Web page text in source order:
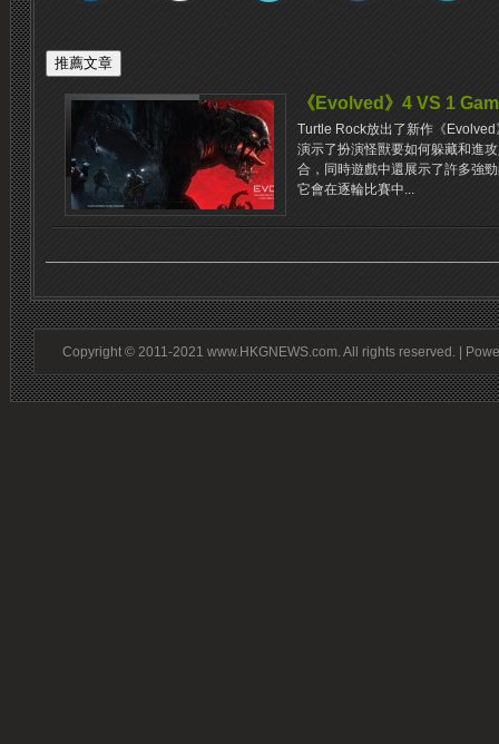
《Evolved》4 VS 1
Turtle Rock放出了新作《
演示了扮演怪獸要如何躲藏和進
合，同時遊戲中還展示了許多強
它會在逐輪比賽中...
Copyright © 2011-2021 www.HKGNEWS.com. All rights reserved. |